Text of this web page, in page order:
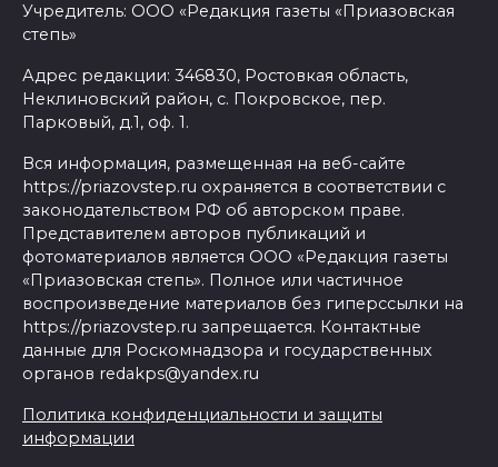
Учредитель: ООО «Редакция газеты «Приазовская
степь»
Адрес редакции: 346830, Ростовкая область,
Неклиновский район, с. Покровское, пер.
Парковый, д.1, оф. 1.
Вся информация, размещенная на веб-сайте
https://priazovstep.ru охраняется в соответствии с
законодательством РФ об авторском праве.
Представителем авторов публикаций и
фотоматериалов является ООО «Редакция газеты
«Приазовская степь». Полное или частичное
воспроизведение материалов без гиперссылки на
https://priazovstep.ru запрещается. Контактные
данные для Роскомнадзора и государственных
органов redakps@yandex.ru
Политика конфиденциальности и защиты
информации